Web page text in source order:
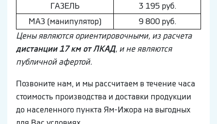
ГAЗEЛЬ
3 195 руб.
МAЗ (манипулятор)
9 800 руб.
Цены являются ориентировочными, из расчета
дистанции 17 км от ЛКАД, и не являются
публичной афертой.
Позвоните нам, и мы рассчитаем в течение часа
стоимость производства и доставки продукции
до населенного пункта Ям-Ижора на выгодных